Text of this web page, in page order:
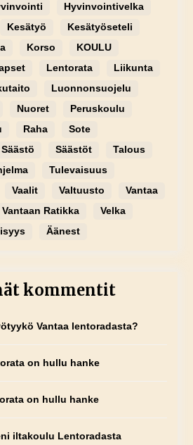
Hyvinvointivelka
Kesätyö
Kesätyöseteli
Korso
KOULU
Lentorata
Liikunta
Luonnonsuojelu
Nuoret
Peruskoulu
Raha
Sote
Säästö Säästöt
Talous
Tulevaisuus
Vaalit Valtuusto
Vantaa
Vantaan Ratikka
Velka
Äänest
kommentit
Vantaa lentoradasta?
on hullu hanke
on hullu hanke
iltakoulu Lentoradasta